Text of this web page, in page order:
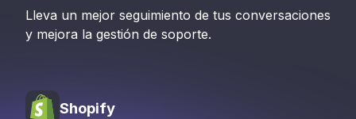
Lleva un mejor seguimiento de tus conversaciones
y mejora la gestión de soporte.
Shopify